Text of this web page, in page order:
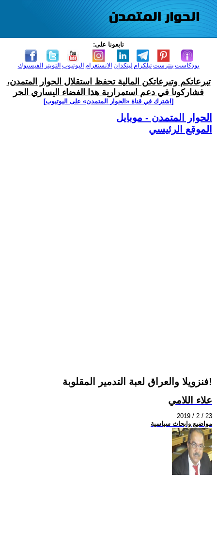
تابعونا على:
الفيسبوك التويتر اليوتيوب الانستغرام لينكدإن تيلكرامبنترست بودكاست
تبرعاتكم وتبرعاتكن المالية تحفظ استقلال الحوار المتمدن،
فشاركونا في دعم استمرارية هذا الفضاء اليساري الحر
[اشترك في قناة ‫«الحوار المتمدن» على اليوتيوب]
الحوار المتمدن - موبايل
الموقع الرئيسي
فنزويلا والعراق لعبة التدمير المقلوبة!
علاء اللامي
2019 / 2 / 23
مواضيع وابحاث سياسية